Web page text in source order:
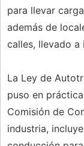
para llevar
además de
calles, llevado a
La Ley de
puso en
Comisión de
industria,